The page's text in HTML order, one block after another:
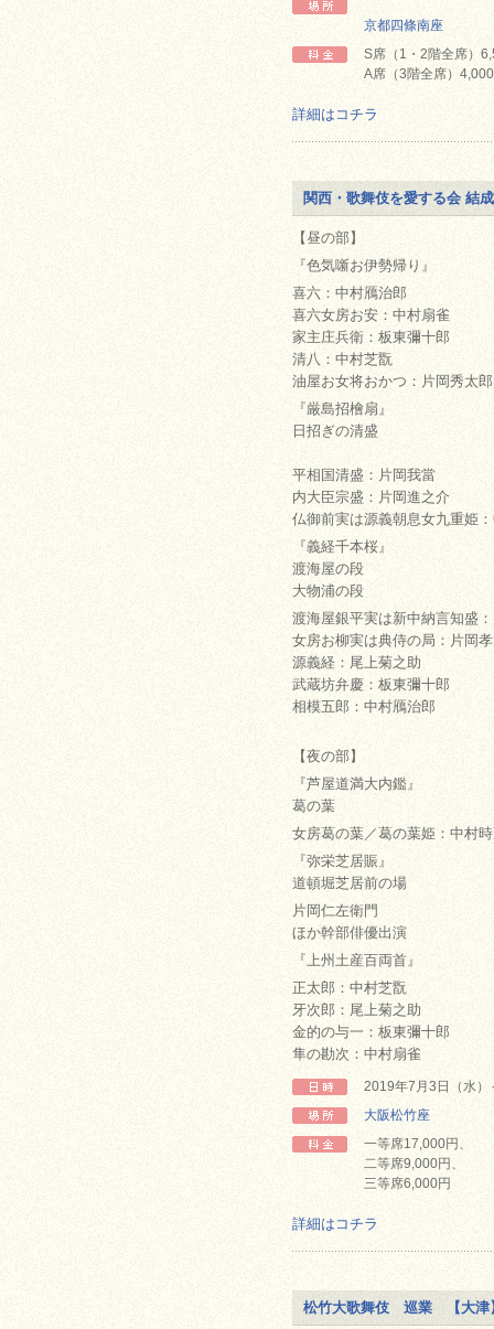
京都四條南座
S席（1・2階全席）
A席（3階全席）
詳細はコチラ
関西・歌舞伎を愛する会 結
【昼の部】
『色気噺お伊勢帰り』
喜六：中村鴈治郎
喜六女房お安：中村扇雀
家主庄兵衛：板東彌十郎
清八：中村芝翫
油屋お女将おかつ：片岡秀太郎
『厳島招檜扇』
日招ぎの清盛
平相国清盛：片岡我當
内大臣宗盛：片岡進之介
仏御前実は源義朝息女九重姫
『義経千本桜』
渡海屋の段
大物浦の段
渡海屋銀平実は新中納言知盛
女房お柳実は典侍の局：片岡
源義経：尾上菊之助
武蔵坊弁慶：板東彌十郎
相模五郎：中村鴈治郎
【夜の部】
『芦屋道満大内鑑』
葛の葉
女房葛の葉／葛の葉姫：中村
『弥栄芝居賑』
道頓堀芝居前の場
片岡仁左衛門
ほか幹部俳優出演
『上州土産百両首』
正太郎：中村芝翫
牙次郎：尾上菊之助
金的の与一：板東彌十郎
隼の勘次：中村扇雀
2019年7月3日（水）
大阪松竹座
一等席17,000円、
二等席9,000円、
三等席6,000円
詳細はコチラ
松竹大歌舞伎 巡業 【大津